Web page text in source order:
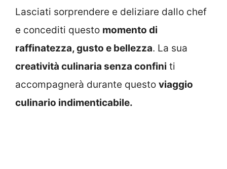
Lasciati sorprendere e deliziare dallo chef
e concediti questo momento di
raffinatezza, gusto e bellezza. La sua
creatività culinaria senza confini ti
accompagnerà durante questo viaggio
culinario indimenticabile.